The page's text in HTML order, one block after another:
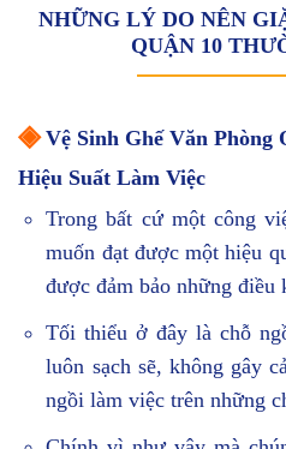
NHỮNG LÝ DO NÊN
QUẬN 10
◈Vệ Sinh Ghế Văn Phòng
Hiệu Suất Làm Việc
Trong bất cứ một công
muốn đạt được một hiệu
được đảm bảo những điều
Tối thiểu ở đây là chỗ
luôn sạch sẽ, không gây
ngồi làm việc trên những